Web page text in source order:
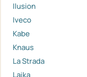
Ilusion
Iveco
Kabe
Knaus
La Strada
Laika